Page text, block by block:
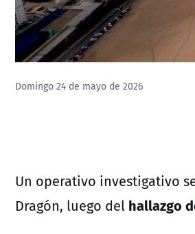
Domingo 24 de mayo de 2026
Un operativo investigativo
Dragón, luego del hallazgo